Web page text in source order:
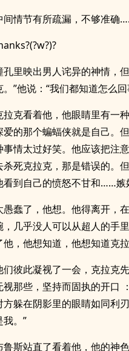
间情节有所疏漏，不够准确
孔里映出男人诧异的神情，
。”他说：“我们都知道怎么回
拉克看着他，他眼睛里有一
爱的那个蝙蝠侠就是自己。
事情太过好笑。他应该把注
杀死克拉克，那是错误的。
看到自己的愤怒不甘和……嫉
愚蠢了，他想。他得离开，
，几乎没人可以从超人的手
他，他想知道，他想知道克
们彼此凝视了一会，克拉克
视那些，坚持而固执的开口
方躲在阴影里的眼睛如同利
我。”
鲁斯站直了看着他，他的神